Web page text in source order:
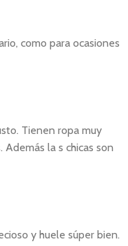
como para ocasiones
Tienen ropa muy
la s chicas son
y huele súper bien.